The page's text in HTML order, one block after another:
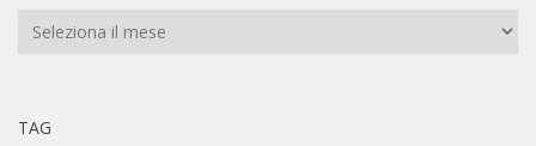
Archivi
TAG